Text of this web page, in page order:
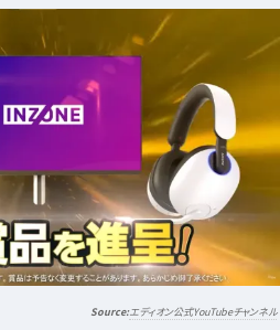
エディオン公式YouTubeチャンネル